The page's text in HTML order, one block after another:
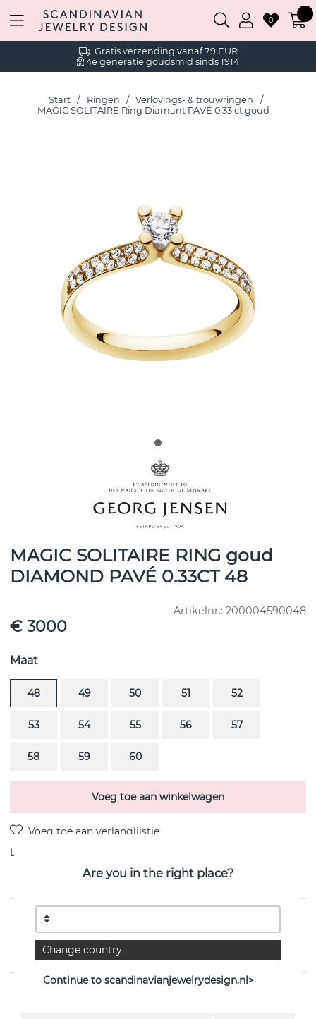
Gratis verzending vanaf 79 EUR
4e generatie goudsmid sinds 1914
0
Start Ringen
Verlovings- & trouwringen
MAGIC SOLITAIRE Ring Diamant PAVÉ 0.33 ct goud
MAGIC SOLITAIRE RING goud
DIAMOND PAVÉ 0.33CT 48
Artikelnr.: 200004590048
€ 3000
Maat
48 49 50 51 52
53 54 55 56 57
58 59 60
Voeg toe aan winkelwagen
Levering:
PRODUCTOMSCHRIJVING
MAGIC SOLITAIRE is een diamantring PAVÉ 0.33 ct i 18k
Goud van het Deense Georg Jensen
Are you in the right place?
Change country
Continue to scandinavianjewelrydesign.nl>